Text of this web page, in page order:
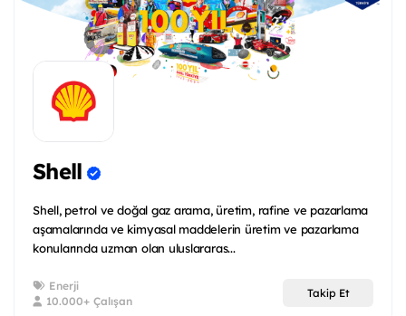
Shell
Shell, petrol ve doğal gaz arama, üretim, rafine ve pazarlama
aşamalarında ve kimyasal maddelerin üretim ve pazarlama
konularında uzman olan uluslararas...
Enerji
10.000+ Çalışan
Takip Et